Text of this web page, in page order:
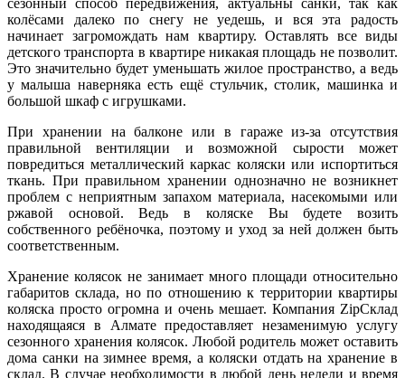
колёсами далеко по снегу не уедешь, и вся эта радость
начинает загромождать нам квартиру. Оставлять все виды
детского транспорта в квартире никакая площадь не позволит.
Это значительно будет уменьшать жилое пространство, а ведь
у малыша наверняка есть ещё стульчик, столик, машинка и
большой шкаф с игрушками.
При хранении на балконе или в гараже из-за отсутствия
правильной вентиляции и возможной сырости может
повредиться металлический каркас коляски или испортиться
ткань. При правильном хранении однозначно не возникнет
проблем с неприятным запахом материала, насекомыми или
ржавой основой. Ведь в коляске Вы будете возить
собственного ребёночка, поэтому и уход за ней должен быть
соответственным.
Хранение колясок не занимает много площади относительно
габаритов склада, но по отношению к территории квартиры
коляска просто огромна и очень мешает. Компания ZipСклад
находящаяся в Алмате предоставляет незаменимую услугу
сезонного хранения колясок. Любой родитель может оставить
дома санки на зимнее время, а коляски отдать на хранение в
склад. В случае необходимости в любой день недели и время